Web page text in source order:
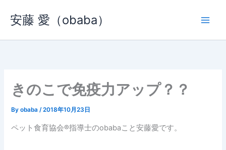
ス
安藤 愛（obaba）
きのこで免疫力アップ？？
Byobaba/2018年10月23日
ペット食育協会®︎指導士のobabaこと安藤愛です。